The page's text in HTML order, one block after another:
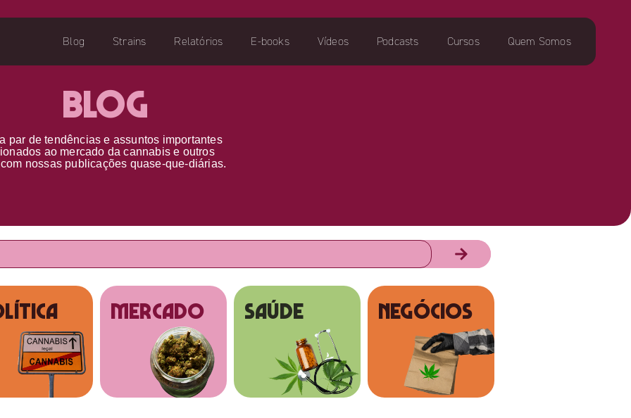
Blog Strains Relatórios E-books Vídeos Podcasts Cursos Quem Somos
Blog
par detendências e assuntos importantes
ao mercado da cannabis e outros
com nossas publicações quase-que-diárias.
MERCADO SAÚDE NEGÓCIOS